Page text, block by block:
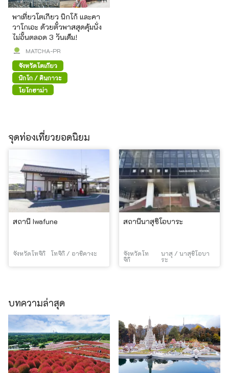
พาเที่ยวโตเกียว นิกโก้ และคา
วาโกเอะ ด้วยตั๋วพาสสุดคุ้มนั่ง
ไม่อั้นตลอด 3 วันเต็ม!
MATCHA-PR
จังหวัดโตเกียว
นิกโก / คินุกาวะ
โยโกฮาม่า
จุดท่องเที่ยวยอดนิยม
สถานี Iwafune
จังหวัดโทจิกิ โทจิกิ / อาชิคางะ
สถานีนาสุชิโอบาระ
จังหวัดโท
จิกิ
นาสุ / นาสุชิโอบา
ระ
บทความล่าสุด